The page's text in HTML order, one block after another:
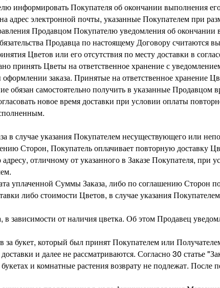
информировать Покупателя об окончании выполнения
адрес электронной почты, указанные Покупателем при
Продавцом Покупателю уведомления об окончании
Продавца по настоящему Договору считаются
Цветов или его отсутствия по месту доставки в
принять Цветы на ответственное хранение с
заказа. Принятые на ответственное хранение
обязан самостоятельно получить в указанные Продавцом
новое время доставки при условии оплаты
в случае указания Покупателем несуществующего или
Сторон, Покупатель оплачивает повторную доставку
отличному от указанного в Заказе Покупателя, при
уплаченной Суммы Заказа, либо по соглашению Сторон
либо стоимости Цветов, в случае указания
зависимости от наличия цветка. Об этом Продавец
за букет, который был принят Покупателем или
и далее не рассматриваются. Согласно 30 статье
и комнатные растения возврату не подлежат. После